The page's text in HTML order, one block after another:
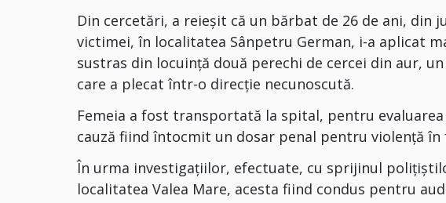
Din cercetări, a reieșit că un bărbat de 26 de ani, din
victimei, în localitatea Sânpetru German, i-a aplicat
sustras din locuință două perechi de cercei din aur,
care a plecat într-o direcție necunoscută.
Femeia a fost transportată la spital, pentru
cauză fiind întocmit un dosar penal pentru violență
În urma investigațiilor, efectuate, cu sprijinul
localitatea Valea Mare, acesta fiind condus pentru